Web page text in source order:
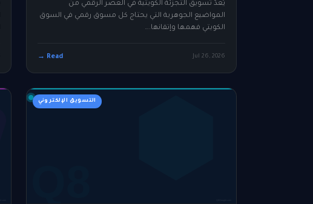
يُعدّ تسويق التجزئة الكويتية في العصر الرقمي من
المواضيع الجوهرية التي يحتاج كل مسوق رقمي في السوق
الكويتي فهمها وإتقانها.…
Jul 26, 2026
Read →
التسويق الإلكتروني